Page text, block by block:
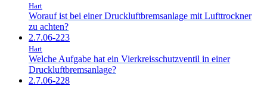
Hart
Worauf ist bei einer Druckluftbremsanlage mit Lufttrockner
zu achten?
2.7.06-223
Hart
Welche Aufgabe hat ein Vierkreisschutzventil in einer
Druckluftbremsanlage?
2.7.06-228